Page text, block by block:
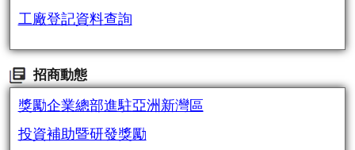
工廠登記資料查詢
招商動態
獎勵企業總部進駐亞洲新灣區
投資補助暨研發獎勵